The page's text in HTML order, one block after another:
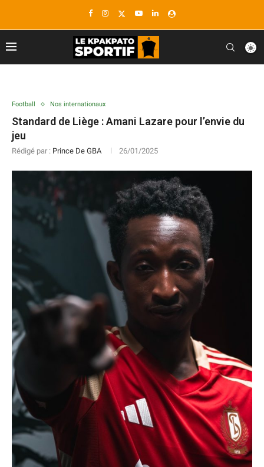
Football Nos internationaux
Standard de Liège : Amani Lazare pour l’envie du
jeu
Rédigé par : Prince De GBA 26/01/2025